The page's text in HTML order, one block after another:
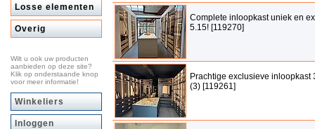
Losse elementen
Overig
Wilt u ook uw producten
aanbieden op deze site?
Klik op onderstaande knop
voor meer informatie!
Winkeliers
Inloggen
Complete inloopkast uniek en
5.15! [119270]
Prachtige exclusieve inloopkast
(3) [119261]